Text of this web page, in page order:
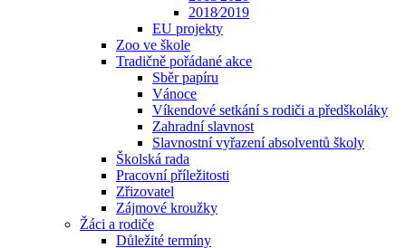
2018⁄2019
EU projekty
Zoo ve škole
Tradičně pořádané akce
Sběr papíru
Vánoce
Víkendové setkání s rodiči a předškoláky
Zahradní slavnost
Slavnostní vyřazení absolventů školy
Školská rada
Pracovní příležitosti
Zřizovatel
Zájmové kroužky
Žáci a rodiče
Důležité termíny